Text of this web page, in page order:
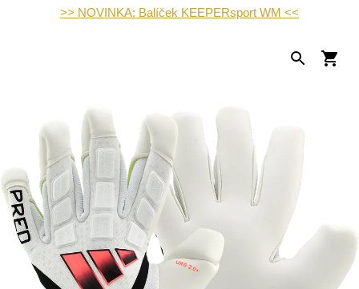
>> NOVINKA: Balíček KEEPERsport WM <<